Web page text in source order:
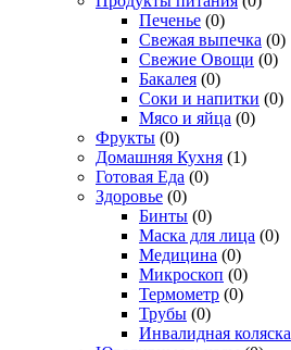
Печенье (0)
Свежая выпечка (0)
Свежие Овощи (0)
Бакалея (0)
Соки и напитки (0)
Мясо и яйца (0)
Фрукты (0)
Домашняя Кухня (1)
Готовая Еда (0)
Здоровье (0)
Бинты (0)
Маска для лица (0)
Медицина (0)
Микроскоп (0)
Термометр (0)
Трубы (0)
Инвалидная коляска